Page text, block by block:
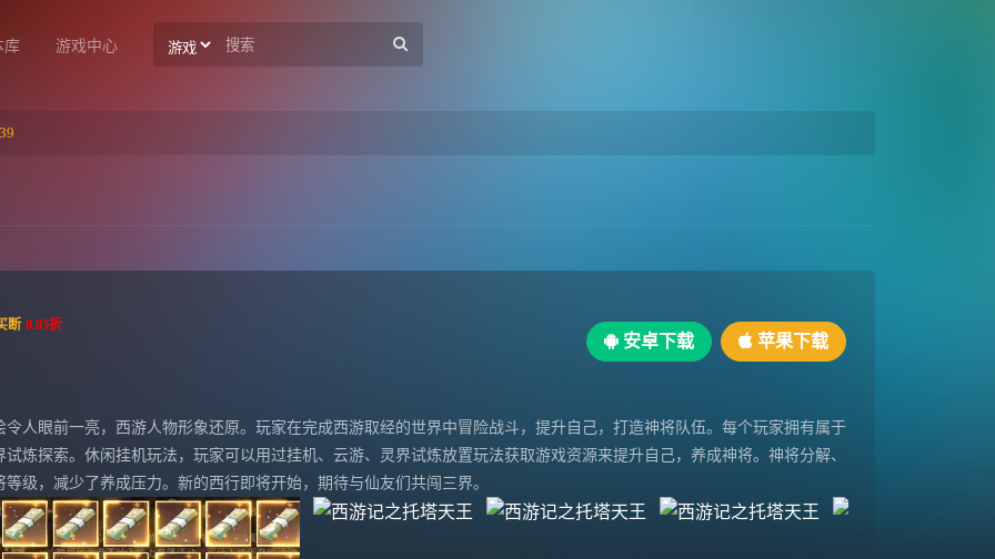
库 游戏中心
断 0.05折
安卓下载 苹果下载
人眼前一亮，西游人物形象还原。玩家在完成西游取经的世界中冒险战斗，提升自己，打造神将队伍。每个玩家拥有属于
炼探索。休闲挂机玩法，玩家可以用过挂机、云游、灵界试炼放置玩法获取游戏资源来提升自己，养成神将。神将分解、
级，减少了养成压力。新的西行即将开始，期待与仙友们共闯三界。